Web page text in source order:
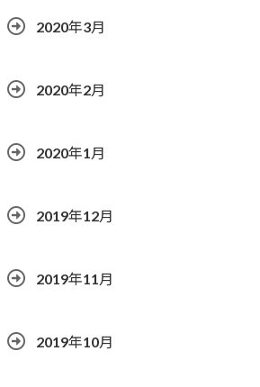
2020年3月
2020年2月
2020年1月
2019年12月
2019年11月
2019年10月